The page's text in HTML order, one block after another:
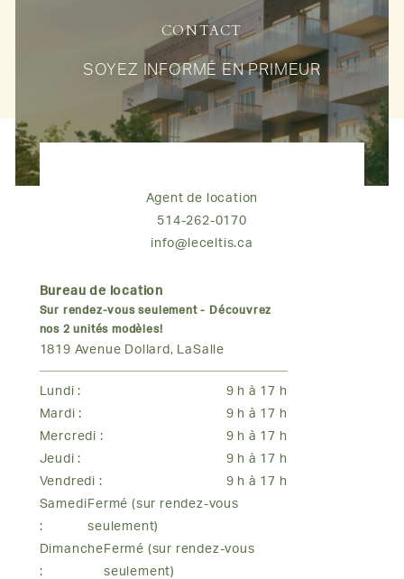
CONTACT
SOYEZ INFORMÉ EN PRIMEUR
Agent de location
514-262-0170
info@leceltis.ca
Bureau de location
Sur rendez-vous seulement - Découvrez
nos 2 unités modèles!
1819 Avenue Dollard, LaSalle
Lundi :
9 h à 17 h
Mardi :
9 h à 17 h
Mercredi :
9 h à 17 h
Jeudi :
9 h à 17 h
Vendredi :
9 h à 17 h
Samedi
:
Fermé (sur rendez-vous
seulement)
Dimanche
:
Fermé (sur rendez-vous
seulement)